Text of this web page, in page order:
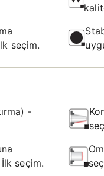
seçim.
-
seçim.